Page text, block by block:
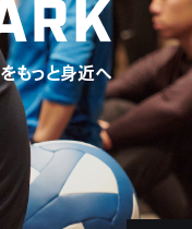
っと身近へ